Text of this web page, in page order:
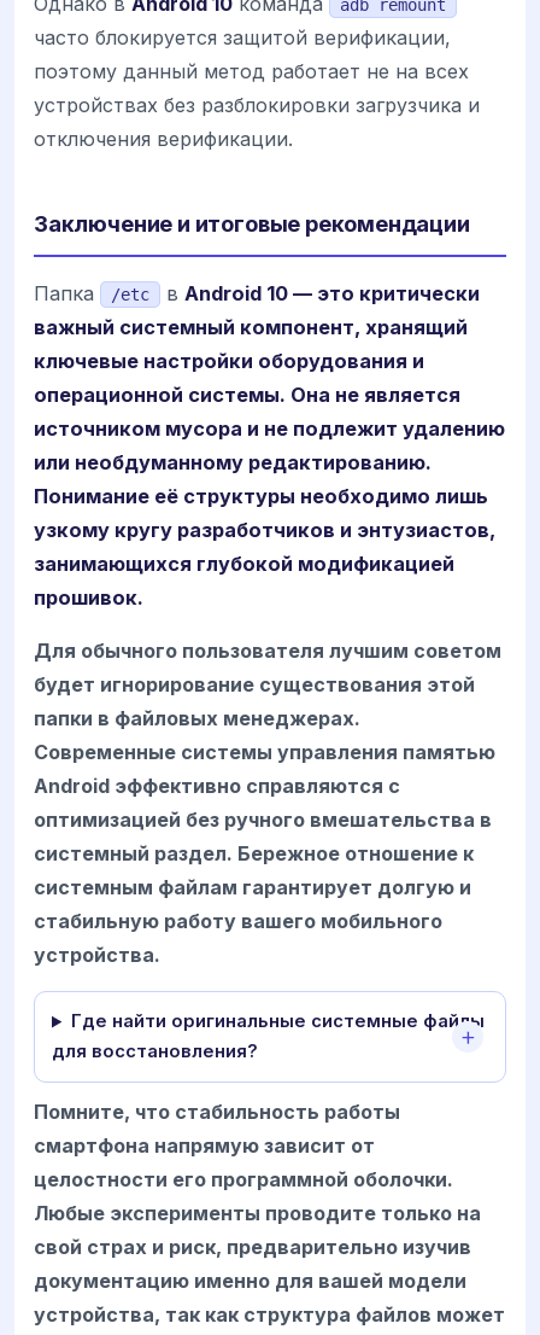
adb remount
часто блокируется защитой верификации,
поэтому данный метод работает не на всех
устройствах без разблокировки загрузчика и
отключения верификации.
Заключение и итоговые рекомендации
Папка /etc в Android 10 — это критически
важный системный компонент, хранящий
ключевые настройки оборудования и
операционной системы. Она не является
источником мусора и не подлежит удалению
или необдуманному редактированию.
Понимание её структуры необходимо лишь
узкому кругу разработчиков и энтузиастов,
занимающихся глубокой модификацией
прошивок.
Для обычного пользователя лучшим советом
будет игнорирование существования этой
папки в файловых менеджерах.
Современные системы управления памятью
Android эффективно справляются с
оптимизацией без ручного вмешательства в
системный раздел. Бережное отношение к
системным файлам гарантирует долгую и
стабильную работу вашего мобильного
устройства.
Где найти оригинальные системные файлы
для восстановления?
Помните, что стабильность работы
смартфона напрямую зависит от
целостности его программной оболочки.
Любые эксперименты проводите только на
свой страх и риск, предварительно изучив
документацию именно для вашей модели
устройства, так как структура файлов может